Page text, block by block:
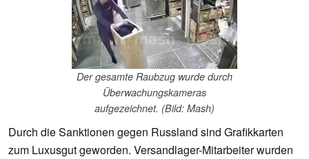
Der gesamte Raubzug wurde durch
Überwachungskameras
aufgezeichnet. (Bild: Mash)
Durch die Sanktionen gegen Russland sind Grafikkarten
zum Luxusgut geworden. Versandlager-Mitarbeiter wurden